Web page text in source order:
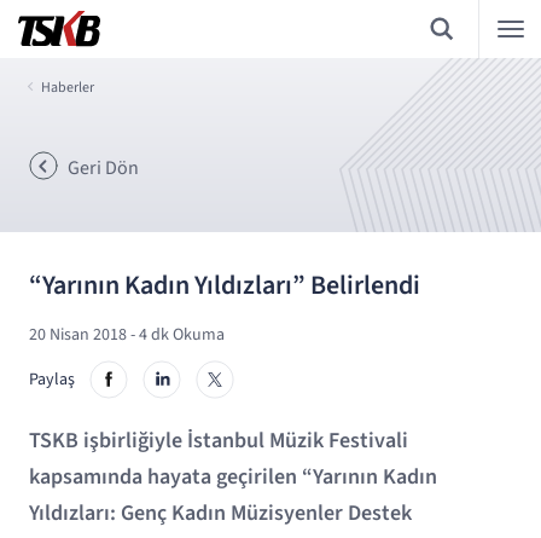
Haberler
Geri Dön
“Yarının Kadın Yıldızları” Belirlendi
20 Nisan 2018- 4 dk Okuma
Paylaş
TSKB işbirliğiyle İstanbul Müzik Festivali
kapsamında hayata geçirilen “Yarının Kadın
Yıldızları: Genç Kadın Müzisyenler Destek